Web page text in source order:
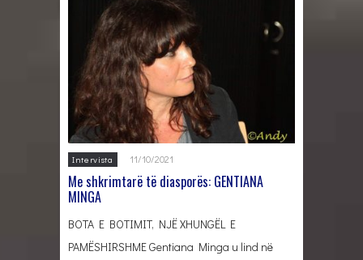
Intervista 11/10/2021
Me shkrimtarë të diasporës: GENTIANA
MINGA
BOTA E BOTIMIT, NJË XHUNGËL E
PAMËSHIRSHME Gentiana Minga u lind në